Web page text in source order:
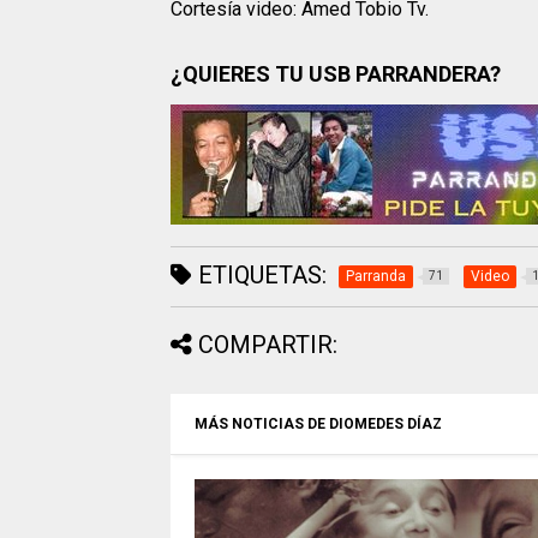
Cortesía video: Amed Tobio Tv.
¿QUIERES TU USB PARRANDERA?
ETIQUETAS: Parranda 71 Video
COMPARTIR:
MÁS NOTICIAS DE DIOMEDES DÍAZ